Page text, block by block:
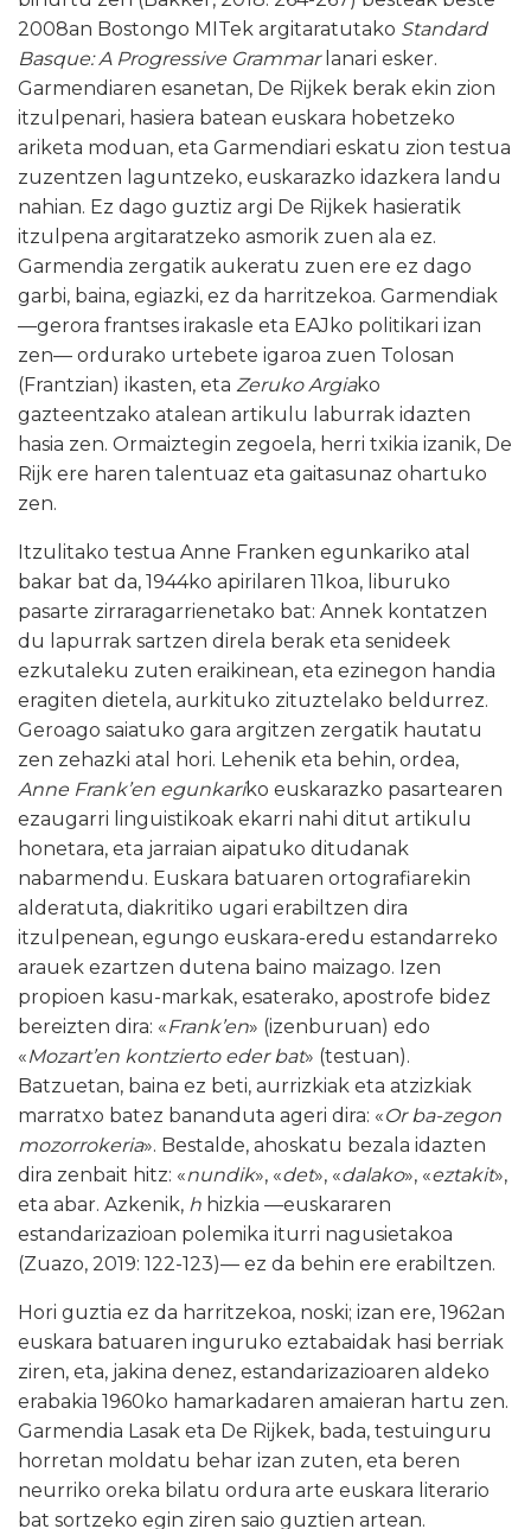
2008an Bostongo MITek argitaratutako Standard
Basque: A Progressive Grammarlanari esker.
Garmendiaren esanetan, De Rijkek berak ekin zion
itzulpenari, hasiera batean euskara hobetzeko
ariketa moduan, eta Garmendiari eskatu zion testua
zuzentzen laguntzeko, euskarazko idazkera landu
nahian. Ez dago guztiz argi De Rijkek hasieratik
itzulpena argitaratzeko asmorik zuen ala ez.
Garmendia zergatik aukeratu zuen ere ez dago
garbi, baina, egiazki, ez da harritzekoa. Garmendiak
—gerora frantses irakasle eta EAJko politikari izan
zen— ordurako urtebete igaroa zuen Tolosan
(Frantzian) ikasten, eta Zeruko Argiako
gazteentzako atalean artikulu laburrak idazten
hasia zen. Ormaiztegin zegoela, herri txikia izanik, De
Rijk ere haren talentuaz eta gaitasunaz ohartuko
zen.
Itzulitako testua Anne Franken egunkariko atal
bakar bat da, 1944ko apirilaren 11koa, liburuko
pasarte zirraragarrienetako bat: Annek kontatzen
du lapurrak sartzen direla berak eta senideek
ezkutaleku zuten eraikinean, eta ezinegon handia
eragiten dietela, aurkituko zituztelako beldurrez.
Geroago saiatuko gara argitzen zergatik hautatu
zen zehazki atal hori. Lehenik eta behin, ordea,
Anne Frank’en egunkariko euskarazko pasartearen
ezaugarri linguistikoak ekarri nahi ditut artikulu
honetara, eta jarraian aipatuko ditudanak
nabarmendu. Euskara batuaren ortografiarekin
alderatuta, diakritiko ugari erabiltzen dira
itzulpenean, egungo euskara-eredu estandarreko
arauek ezartzen dutena baino maizago. Izen
propioen kasu-markak, esaterako, apostrofe bidez
bereizten dira: «Frank’en» (izenburuan) edo
«Mozart’en kontzierto eder bat» (testuan).
Batzuetan, baina ez beti, aurrizkiak eta atzizkiak
marratxo batez bananduta ageri dira: «Or ba-zegon
mozorrokeria». Bestalde, ahoskatu bezala idazten
dira zenbait hitz: «nundik», «det», «dalako», «eztakit»,
eta abar. Azkenik, h hizkia —euskararen
estandarizazioan polemika iturri nagusietakoa
(Zuazo, 2019: 122-123)— ez da behin ere erabiltzen.
Hori guztia ez da harritzekoa, noski; izan ere, 1962an
euskara batuaren inguruko eztabaidak hasi berriak
ziren, eta, jakina denez, estandarizazioaren aldeko
erabakia 1960ko hamarkadaren amaieran hartu zen.
Garmendia Lasak eta De Rijkek, bada, testuinguru
horretan moldatu behar izan zuten, eta beren
neurriko oreka bilatu ordura arte euskara literario
bat sortzeko egin ziren saio guztien artean.